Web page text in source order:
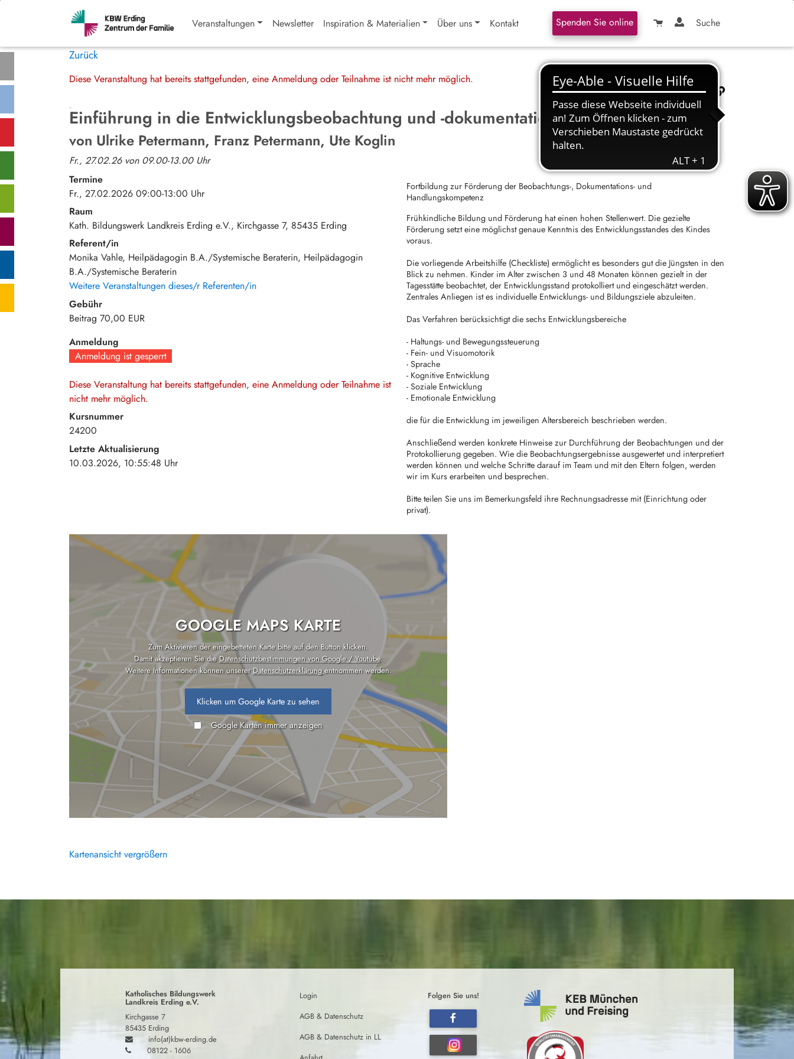
Veranstaltungen Newsletter Inspiration & Materialien Über uns Kontakt Spenden Sie online Suche
Zurück
Diese Veranstaltung hat bereits stattgefunden, eine Anmeldung oder Teilnahme ist nicht mehr möglich.
Einführung in die Entwicklungsbeobachtung und -dokumentation EBD 3 - 48 Monate
von Ulrike Petermann, Franz Petermann, Ute Koglin
Fr., 27.02.26 von 09.00-13.00 Uhr
Fortbildung zur Förderung der Beobachtungs-, Dokumentations- und
Handlungskompetenz
Frühkindliche Bildung und Förderung hat einen hohen Stellenwert. Die gezielte
Förderung setzt eine möglichst genaue Kenntnis des Entwicklungsstandes des Kindes
voraus.
Die vorliegende Arbeitshilfe (Checkliste) ermöglicht es besonders gut die Jüngsten in den
Blick zu nehmen. Kinder im Alter zwischen 3 und 48 Monaten können gezielt in der
Tagesstätte beobachtet, der Entwicklungsstand protokolliert und eingeschätzt werden.
Zentrales Anliegen ist es individuelle Entwicklungs- und Bildungsziele abzuleiten.
Das Verfahren berücksichtigt die sechs Entwicklungsbereiche
- Haltungs- und Bewegungssteuerung
- Fein- und Visuomotorik
- Sprache
- Kognitive Entwicklung
- Soziale Entwicklung
- Emotionale Entwicklung
die für die Entwicklung im jeweiligen Altersbereich beschrieben werden.
Anschließend werden konkrete Hinweise zur Durchführung der Beobachtungen und der
Protokollierung gegeben. Wie die Beobachtungsergebnisse ausgewertet und interpretiert
werden können und welche Schritte darauf im Team und mit den Eltern folgen, werden
wir im Kurs erarbeiten und besprechen.
Bitte teilen Sie uns im Bemerkungsfeld ihre Rechnungsadresse mit (Einrichtung oder
privat).
Termine
Fr., 27.02.2026 09:00-13:00 Uhr
Raum
Kath. Bildungswerk Landkreis Erding e.V. Kirchgasse 7 85435 Erding
Referent/in
Monika Vahle, Heilpädagogin B.A./Systemische Beraterin, Heilpädagogin
B.A./Systemische Beraterin
Weitere Veranstaltungen dieses/r Referenten/in
Gebühr
Beitrag 70,00 EUR
Anmeldung
Anmeldung ist gesperrt
Diese Veranstaltung hat bereits stattgefunden, eine Anmeldung oder Teilnahme ist
nicht mehr möglich.
Kursnummer
24200
Letzte Aktualisierung
10.03.2026, 10:55:48 Uhr
GOOGLE MAPS KARTE
Zum Aktivieren der eingebetteten Karte bitte auf den Button klicken.
Damit akzeptieren Sie dieDatenschutzbestimmungen von Google / Youtube.
Weitere Informationen können unsererDatenschutzerklärungentnommen werden.
Klicken um Google Karte zu sehen
Google Karten immer anzeigen
Kartenansicht vergrößern
Katholisches Bildungswerk
Landkreis Erding e.V.
Kirchgasse 7
85435 Erding
info(at)kbw-erding.de
08122 - 1606
Login
AGB & Datenschutz
AGB & Datenschutz in LL
Folgen Sie uns!